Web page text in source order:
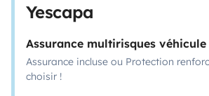
Yescapa
Assurance multirisques
Assurance incluse ou Protection
choisir !